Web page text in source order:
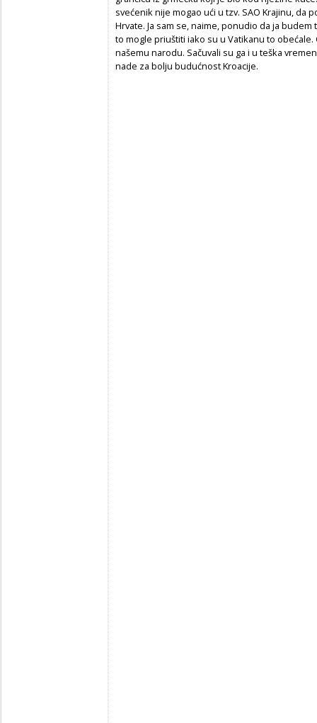
svećenik nije mogao ući u tzv. SAO Krajinu,
Hrvate. Ja sam se, naime, ponudio da ja
to mogle priuštiti iako su u Vatikanu to
našemu narodu. Sačuvali su ga i u teška
nade za bolju budućnost Kroacije.